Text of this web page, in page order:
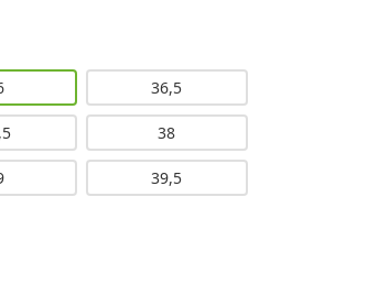
36,5
38
39,5